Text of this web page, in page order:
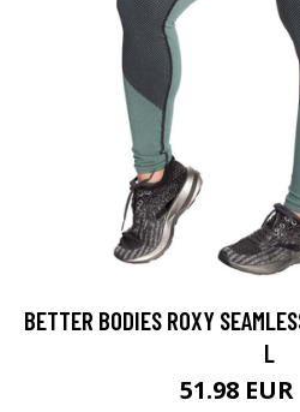
BETTER BODIES ROXY
L
51.98 EUR